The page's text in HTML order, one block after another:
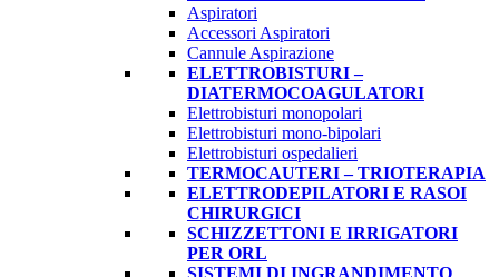
Aspiratori
Accessori Aspiratori
Cannule Aspirazione
ELETTROBISTURI –
DIATERMOCOAGULATORI
Elettrobisturi monopolari
Elettrobisturi mono-bipolari
Elettrobisturi ospedalieri
TERMOCAUTERI – TRIOTERAPIA
ELETTRODEPILATORI E RASOI
CHIRURGICI
SCHIZZETTONI E IRRIGATORI
PER ORL
SISTEMI DI INGRANDIMENTO